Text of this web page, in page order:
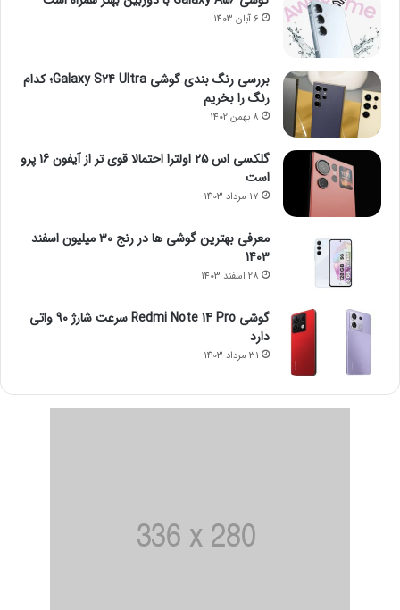
6 آبان 1403
بررسی رنگ بندی گوشی Galaxy S24 Ultra؛ کدام
رنگ را بخریم
8 بهمن 1402
گلکسی اس 25 اولترا احتمالا قوی تر از آیفون 16 پرو
است
17 مرداد 1403
معرفی بهترین گوشی ها در رنج ۳۰ میلیون اسفند
1403
28 اسفند 1403
گوشی Redmi Note 14 Pro سرعت شارژ 90 واتی
دارد
31 مرداد 1403